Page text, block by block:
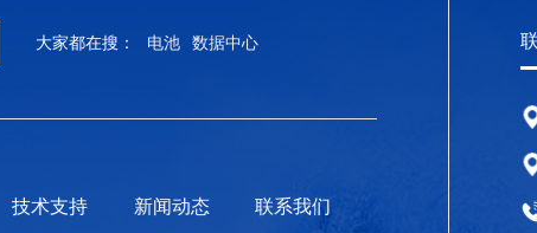
化机房通道内机房使用9台制冷
提供一个恒温恒湿的良好运行环
划、一院两区、资源共享、互补
方面助力州人民医院建成集医疗
科学化、现代化三级甲等综合医
大家都在搜： 电池 数据中心
技术支持 新闻动态 联系我们